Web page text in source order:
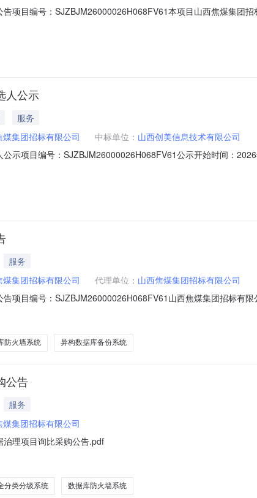
项目编号：SJZBJM26000026H068FV61本项目山西焦煤集团
采购代理机构项目负责人：张文涛（签名）采购人或其采购代
人公示
服务
煤集团招标有限公司 中标单位： 山西创美信息技术有限公司
示项目编号：SJZBJM26000026H068FV61公示开始时间：
技术有限公司3山西讯海纵合科技有限公司二、提出异议的渠道
服务
煤集团招标有限公司 代理单位： 山西焦煤集团招标有限公司
项目编号：SJZBJM26000026H068FV61山西焦煤集团招标有
。1.3采购机构：山西焦煤集团招标有限公司。1.4采购项目资
防火墙系统 异构数据库备份系统
公告
服务
煤集团招标有限公司
治理项目询比采购公告.pdf
分类分级系统 数据库防火墙系统